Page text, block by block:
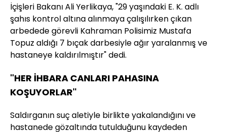
İçişleri Bakanı Ali Yerlikaya, "29 yaşındaki E. K. adlı
şahıs kontrol altına alınmaya çalışılırken çıkan
arbedede görevli Kahraman Polisimiz Mustafa
Topuz aldığı 7 bıçak darbesiyle ağır yaralanmış ve
hastaneye kaldırılmıştır" dedi.
"HER İHBARA CANLARI PAHASINA
KOŞUYORLAR"
Saldırganın suç aletiyle birlikte yakalandığını ve
hastanede gözaltında tutulduğunu kaydeden